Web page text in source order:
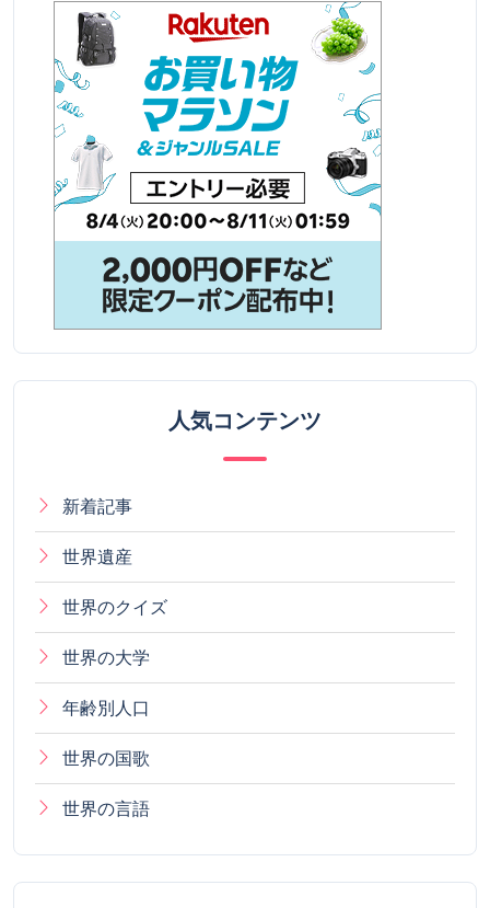
人気コンテンツ
新着記事
世界遺産
世界のクイズ
世界の大学
年齢別人口
世界の国歌
世界の言語